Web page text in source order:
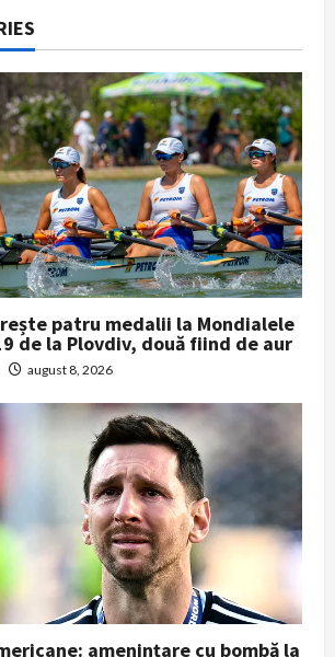
patru medalii la Mondialele
de la Plovdiv, două fiind de aur
august 8, 2026
amenințare cu bombă la